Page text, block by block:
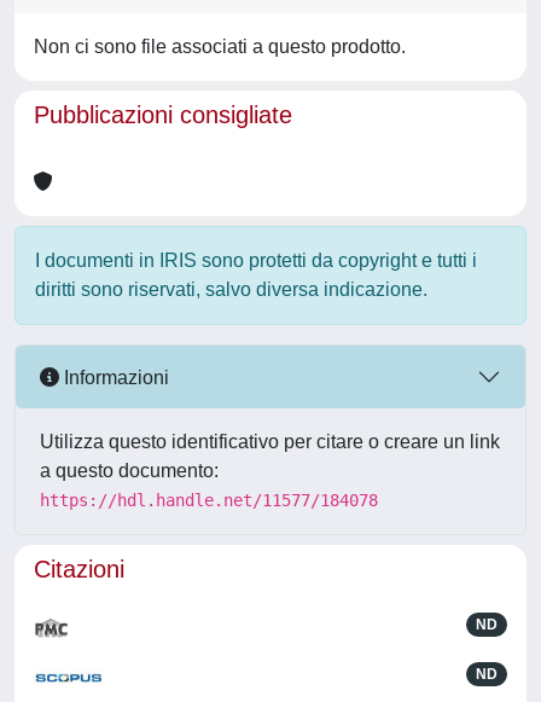
Non ci sono file associati a questo prodotto.
Pubblicazioni consigliate
I documenti in IRIS sono protetti da copyright e tutti i
diritti sono riservati, salvo diversa indicazione.
Informazioni
Utilizza questo identificativo per citare o creare un link
a questo documento:
https://hdl.handle.net/11577/184078
Citazioni
ND
ND